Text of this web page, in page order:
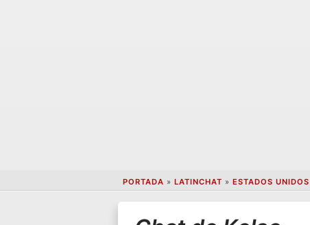
PORTADA » LATINCHAT » ESTADOS UNIDOS